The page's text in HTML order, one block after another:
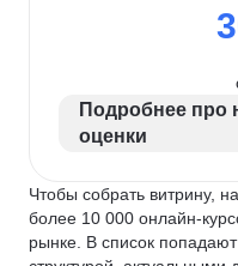
Подробнее про
оценки
Чтобы собрать витрину,
более 10 000 онлайн-
рынке. В список